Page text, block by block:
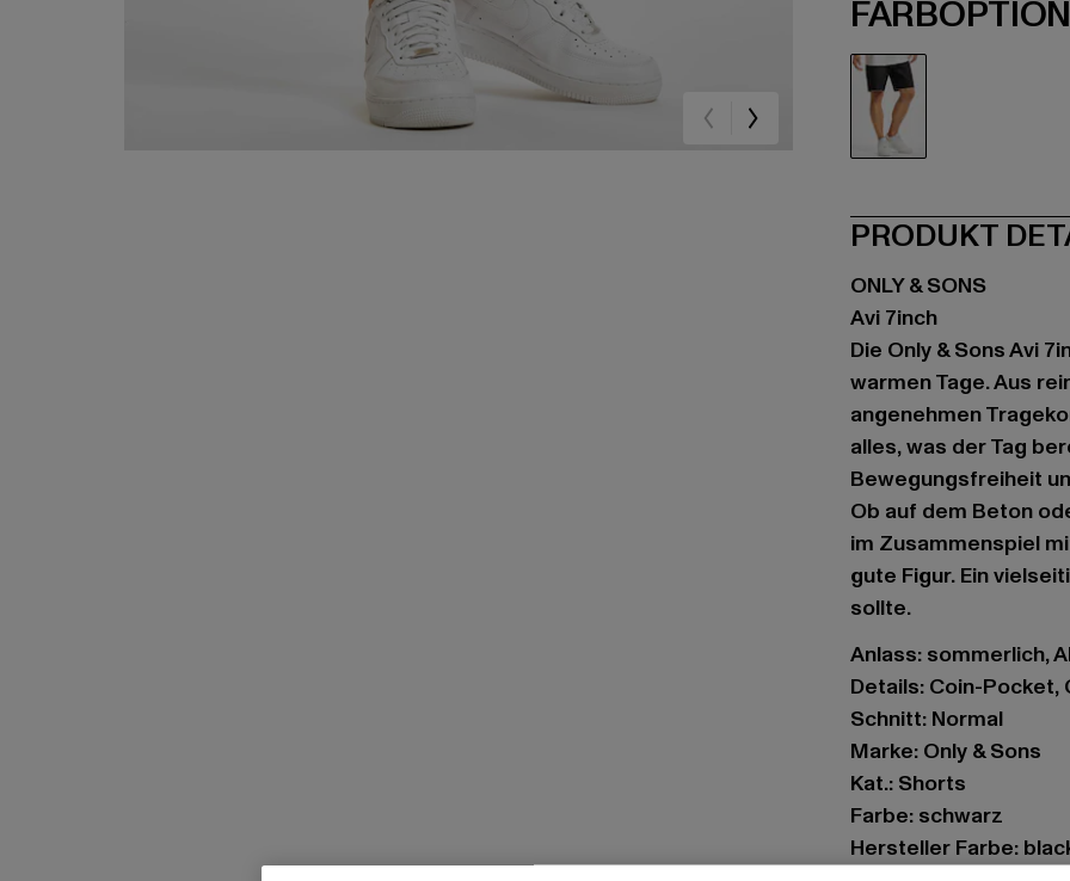
PRODUKT
ONLY & SONS
Avi 7inch
Die Only & Sons Avi
warmen Tage. Aus
angenehmen
alles, was der Tag
Bewegungsfreiheit
Ob auf dem Beton
im Zusammenspiel
gute Figur. Ein
sollte.
Anlass: sommerlich,
Details: Coin-Pocket,
Schnitt: Normal
Marke: Only & Sons
Kat.: Shorts
Farbe: schwarz
Hersteller Farbe: